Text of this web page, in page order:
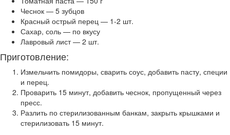
Чеснок — 5 зубцов
Красный острый перец — 1-2 шт.
Сахар, соль — по вкусу
Лавровый лист — 2 шт.
Приготовление:
Измельчить помидоры, сварить соус, добавить пасту, специи
и перец.
Проварить 15 минут, добавить чеснок, пропущенный через
пресс.
Разлить по стерилизованным банкам, закрыть крышками и
стерилизовать 15 минут.